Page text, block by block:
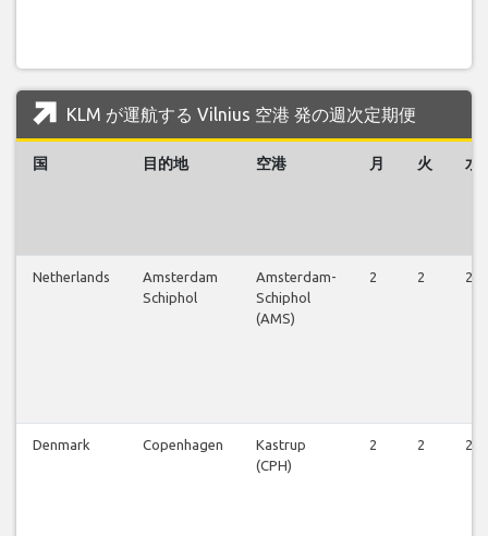
KLM が運航する Vilnius 空港 発の週次定期便
国 目的地 空港 月 火 水
Netherlands
Amsterdam
Schiphol
Amsterdam-
Schiphol
(AMS)
2 2 2
Denmark Copenhagen
Kastrup
(CPH)
2 2 2